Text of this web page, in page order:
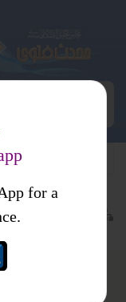
نماز
for a